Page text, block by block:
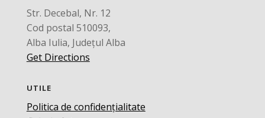
Str. Decebal, Nr. 12
Cod postal 510093,
Alba Iulia, Județul Alba
Get Directions
UTILE
Politica de confidențialitate